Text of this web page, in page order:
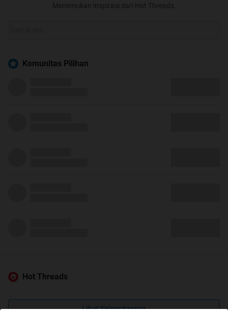
Menemukan inspirasi dari Hot Threads.
Komunitas Pilihan
Hot Threads
Lihat Selengkapnya